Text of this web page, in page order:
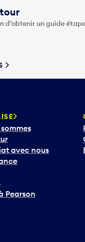
d’obtenir un guide
avec nous
Pearson